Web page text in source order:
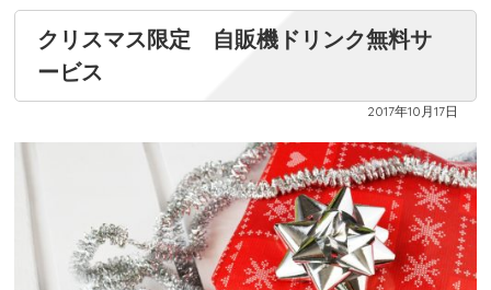
クリスマス限定 自販機ドリンク無料サ
ービス
2017年10月17日